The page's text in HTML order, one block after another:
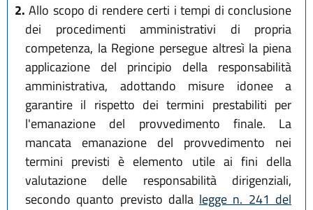
2. Allo scopo di rendere certi i tempi di conclusione
dei procedimenti amministrativi di propria
competenza, la Regione persegue altresì la piena
applicazione del principio della responsabilità
amministrativa, adottando misure idonee a
garantire il rispetto dei termini prestabiliti per
l'emanazione del provvedimento finale. La
mancata emanazione del provvedimento nei
termini previsti è elemento utile ai fini della
valutazione delle responsabilità dirigenziali,
secondo quanto previsto dalla legge n. 241 del